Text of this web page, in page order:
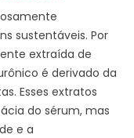
sustentáveis. Por
extraída de
é derivado da
Esses extratos
do sérum, mas
e a